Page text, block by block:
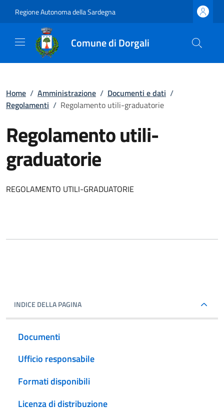
Regione Autonoma della Sardegna
Comune di Dorgali
Home / Amministrazione / Documenti e dati /
Regolamenti / Regolamento utili-graduatorie
Regolamento utili-
graduatorie
REGOLAMENTO UTILI-GRADUATORIE
INDICE DELLA PAGINA
Documenti
Ufficio responsabile
Formati disponibili
Licenza di distribuzione